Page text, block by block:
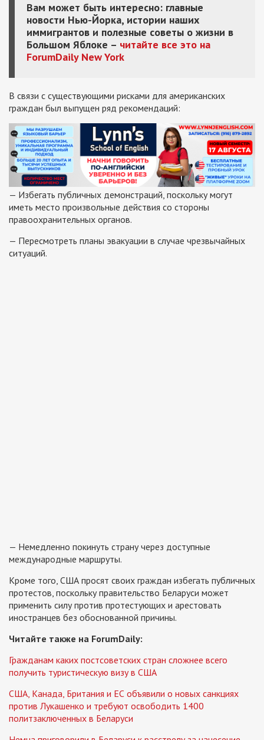
Вам может быть интересно: главные
новости Нью-Йорка, истории наших
иммигрантов и полезные советы о жизни в
Большом Яблоке – читайте все это на
ForumDaily New York
В связи с существующими рисками для американских
граждан был выпущен ряд рекомендаций:
— Избегать публичных демонстраций, поскольку могут
иметь место произвольные действия со стороны
правоохранительных органов.
— Пересмотреть планы эвакуации в случае чрезвычайных
ситуаций.
— Немедленно покинуть страну через доступные
международные маршруты.
Кроме того, США просят своих граждан избегать публичных
протестов, поскольку правительство Беларуси может
применить силу против протестующих и арестовать
иностранцев без обоснованной причины.
Читайте также на ForumDaily:
Гражданам каких постсоветских стран сложнее всего
получить туристическую визу в США
США, Канада, Британия и ЕС объявили о новых санкциях
против Лукашенко и требуют освободить 1400
политзаключенных в Беларуси